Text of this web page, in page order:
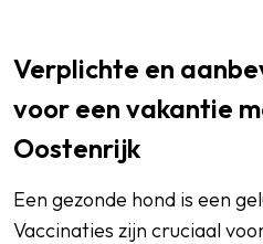
Verplichte en
voor een vakantie
Oostenrijk
Een gezonde hond is een
Vaccinaties zijn cruciaal